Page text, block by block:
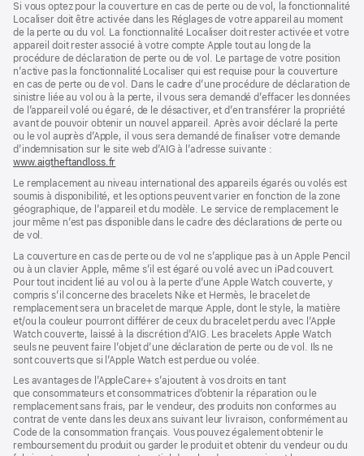
Si vous optez pour la couverture en cas de perte ou de vol, la fonctionnalité
Localiser doit être activée dans les Réglages de votre appareil au moment
de la perte ou du vol. La fonctionnalité Localiser doit rester activée et votre
appareil doit rester associé à votre compte Apple tout au long de la
procédure de déclaration de perte ou de vol. Le partage de votre position
n’active pas la fonctionnalité Localiser qui est requise pour la couverture
en cas de perte ou de vol. Dans le cadre d’une procédure de déclaration de
sinistre liée au vol ou à la perte, il vous sera demandé d’effacer les données
de l’appareil volé ou égaré, de le désactiver, et d’en transférer la propriété
avant de pouvoir obtenir un nouvel appareil. Après avoir déclaré la perte
ou le vol auprès d’Apple, il vous sera demandé de finaliser votre demande
d’indemnisation sur le site web d’AIG à l’adresse suivante :
www.aigtheftandloss.fr
une
nouvelle
fenêtre)
Le remplacement au niveau international des appareils égarés ou volés est
soumis à disponibilité, et les options peuvent varier en fonction de la zone
géographique, de l’appareil et du modèle. Le service de remplacement le
jour même n’est pas disponible dans le cadre des déclarations de perte ou
de vol.
La couverture en cas de perte ou de vol ne s’applique pas à un Apple Pencil
ou à un clavier Apple, même s’il est égaré ou volé avec un iPad couvert.
Pour tout incident lié au vol ou à la perte d’une Apple Watch couverte, y
compris s’il concerne des bracelets Nike et Hermès, le bracelet de
remplacement sera un bracelet de marque Apple, dont le style, la matière
et/ou la couleur pourront différer de ceux du bracelet perdu avec l’Apple
Watch couverte, laissé à la discrétion d’AIG. Les bracelets Apple Watch
seuls ne peuvent faire l’objet d’une déclaration de perte ou de vol. Ils ne
sont couverts que si l’Apple Watch est perdue ou volée.
Les avan­tages de l’AppleCare+ s’ajoutent à vos droits en tant
que consommateurs et consommatrices d’obtenir la réparation ou le
rempla­cement sans frais, par le vendeur, des pro­duits non conformes au
contrat de vente dans les deux ans suivant leur livraison, conformément au
Code de la consom­mation français. Vous pouvez égale­ment obtenir le
rembour­sement du produit ou garder le produit et obtenir du vendeur ou du